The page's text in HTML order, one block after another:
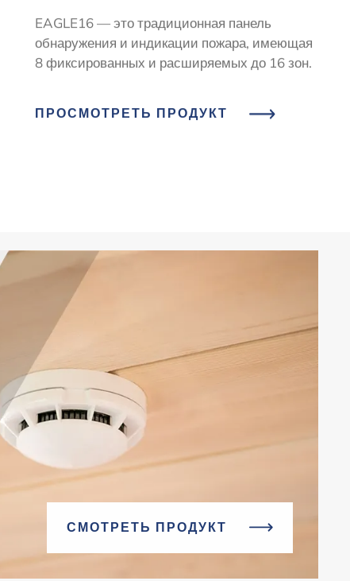
EAGLE16 — это традиционная панель
обнаружения и индикации пожара, имеющая
8 фиксированных и расширяемых до 16 зон.
ПРОСМОТРЕТЬ ПРОДУКТ
СМОТРЕТЬ ПРОДУКТ